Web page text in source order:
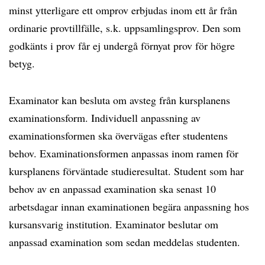
minst ytterligare ett omprov erbjudas inom ett år från
ordinarie provtillfälle, s.k. uppsamlingsprov. Den som
godkänts i prov får ej undergå förnyat prov för högre
betyg.
Examinator kan besluta om avsteg från kursplanens
examinationsform. Individuell anpassning av
examinationsformen ska övervägas efter studentens
behov. Examinationsformen anpassas inom ramen för
kursplanens förväntade studieresultat. Student som har
behov av en anpassad examination ska senast 10
arbetsdagar innan examinationen begära anpassning hos
kursansvarig institution. Examinator beslutar om
anpassad examination som sedan meddelas studenten.